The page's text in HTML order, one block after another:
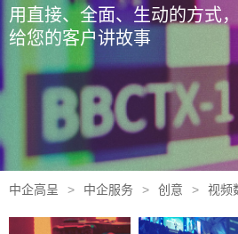
用直接、全面、生动的方式，
给您的客户讲故事
中企高呈 > 中企服务 > 创意 > 视频